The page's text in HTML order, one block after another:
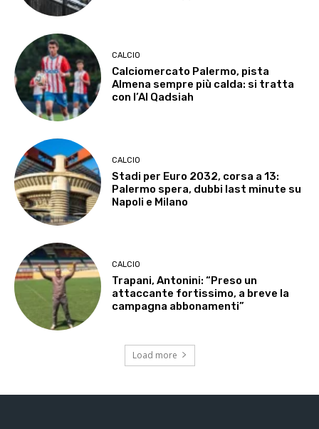
CALCIO
Calciomercato Palermo, pista
Almena sempre più calda: si tratta
con l’Al Qadsiah
CALCIO
Stadi per Euro 2032, corsa a 13:
Palermo spera, dubbi last minute su
Napoli e Milano
CALCIO
Trapani, Antonini: “Preso un
attaccante fortissimo, a breve la
campagna abbonamenti”
Load more